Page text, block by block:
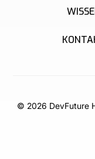
© 2026 DevFuture